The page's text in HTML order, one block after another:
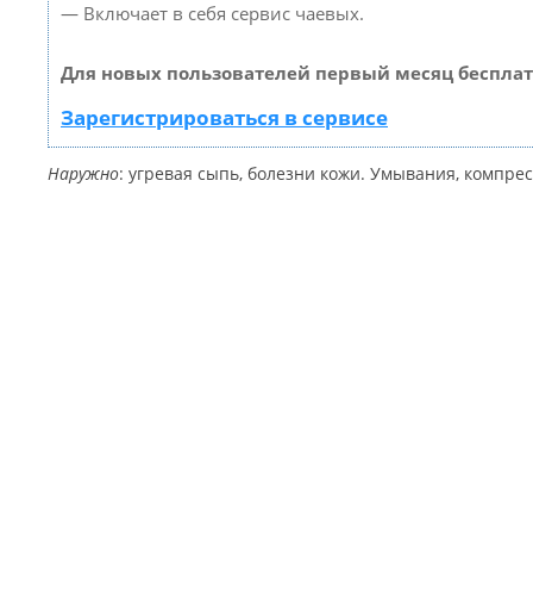
— Включает в себя сервис чаевых.
Для новых пользователей первый месяц
Зарегистрироваться в сервисе
Наружно: угревая сыпь, болезни кожи. Умывания,